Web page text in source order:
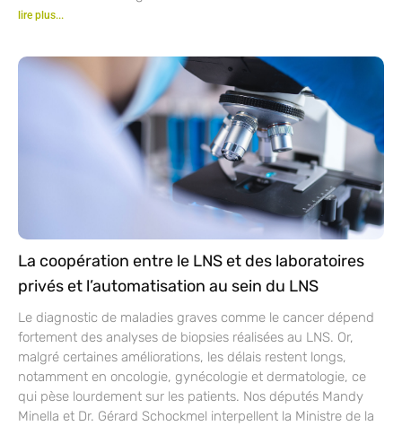
lire plus...
La coopération entre le LNS et des laboratoires
privés et l’automatisation au sein du LNS
Le diagnostic de maladies graves comme le cancer dépend
fortement des analyses de biopsies réalisées au LNS. Or,
malgré certaines améliorations, les délais restent longs,
notamment en oncologie, gynécologie et dermatologie, ce
qui pèse lourdement sur les patients. Nos députés Mandy
Minella et Dr. Gérard Schockmel interpellent la Ministre de la